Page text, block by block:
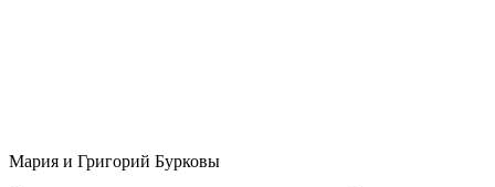
Мария и Григорий Бурковы